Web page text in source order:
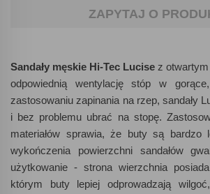
ZAPYTAJ O
Sandały męskie Hi-Tec Lucise z
odpowiednią wentylację stóp w
zastosowaniu zapinania na rzep, sandały
i bez problemu ubrać na stopę.
materiałów sprawia, że buty są bardzo
wykończenia powierzchni sandałów
użytkowanie - strona wierzchnia
którym buty lepiej odprowadzają